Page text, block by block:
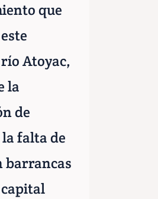
que
Atoyac,
la
de
falta de
barrancas